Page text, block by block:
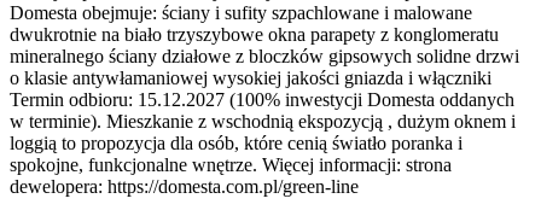
Domesta obejmuje: ściany i sufity szpachlowane i malowane
dwukrotnie na biało trzyszybowe okna parapety z konglomeratu
mineralnego ściany działowe z bloczków gipsowych solidne drzwi
o klasie antywłamaniowej wysokiej jakości gniazda i włączniki
Termin odbioru: 15.12.2027 (100% inwestycji Domesta oddanych
w terminie). Mieszkanie z wschodnią ekspozycją , dużym oknem i
loggią to propozycja dla osób, które cenią światło poranka i
spokojne, funkcjonalne wnętrze. Więcej informacji: strona
dewelopera: https://domesta.com.pl/green-line